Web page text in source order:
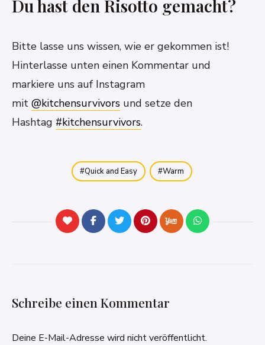
Du hast den Risotto gemacht?
Bitte lasse uns wissen, wie er gekommen ist!
Hinterlasse unten einen Kommentar und
markiere uns auf Instagram
mit @kitchensurvivors und setze den
Hashtag #kitchensurvivors.
Quick and Easy Warm
Schreibe einen Kommentar
Deine E-Mail-Adresse wird nicht veröffentlicht.